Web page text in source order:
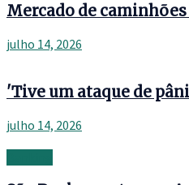
Mercado de
julho 14, 2026
'Tive um ataque de
julho 14, 2026